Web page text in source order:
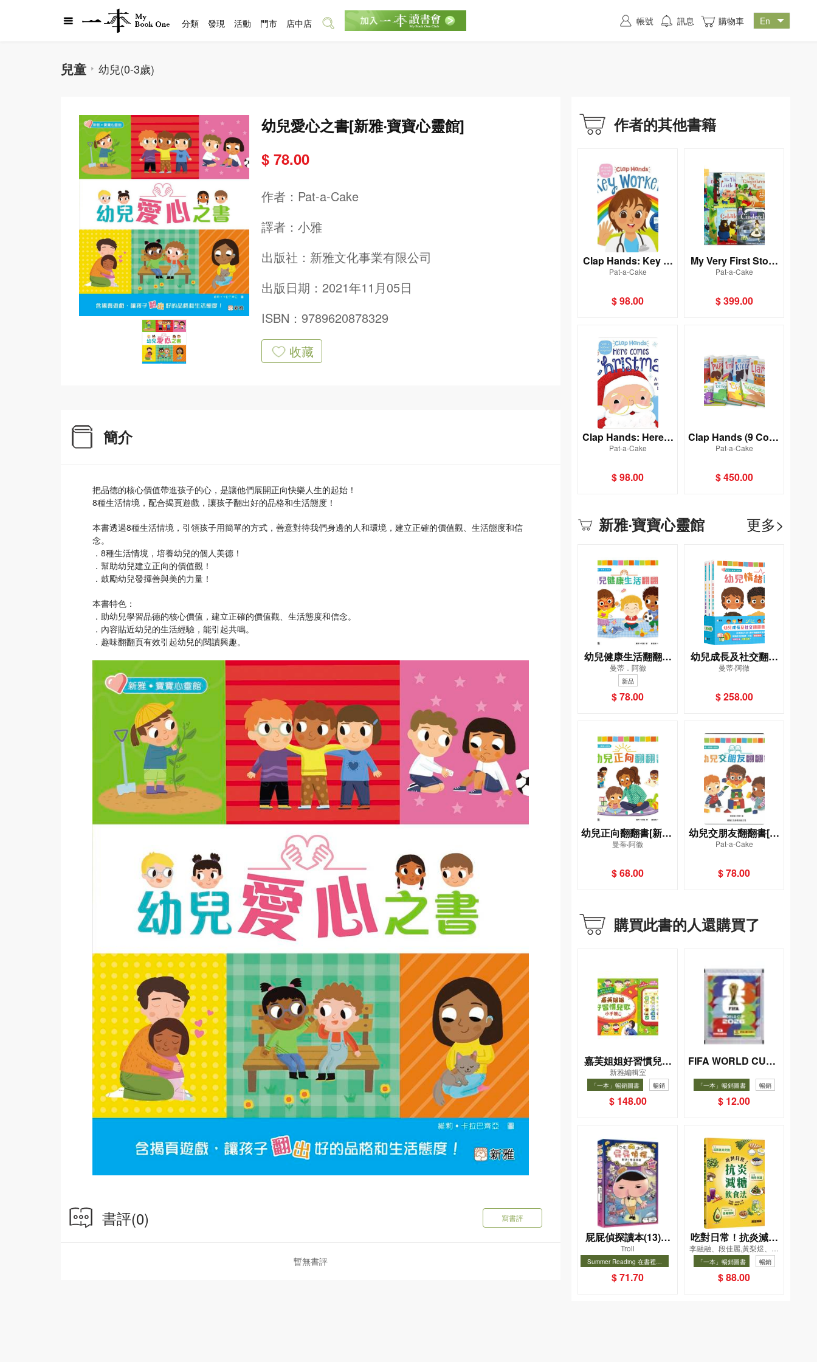
兒童 幼兒(0-3歲)
幼兒愛心之書[新雅‧寶寶心靈館]
$ 78.00
作者： Pat-a-Cake
譯者： 小雅
出版社： 新雅文化事業有限公司
出版日期：2021年11月05日
ISBN：9789620878329
收藏
簡介
把品德的核心價值帶進孩子的心，是讓他們展開正向快樂人生的起始！
8種生活情境，配合揭頁遊戲，讓孩子翻出好的品格和生活態度！
本書透過8種生活情境，引領孩子用簡單的方式，善意對待我們身邊的人和環境，建立正確的價值觀、生活態度和信
念。
．8種生活情境，培養幼兒的個人美德！
．幫助幼兒建立正向的價值觀！
．鼓勵幼兒發揮善與美的力量！
本書特色：
．助幼兒學習品德的核心價值，建立正確的價值觀、生活態度和信念。
．內容貼近幼兒的生活經驗，能引起共鳴。
．趣味翻翻頁有效引起幼兒的閱讀興趣。
書評(0) 寫書評
暫無書評
作者的其他書籍
Clap Hands: Key W
orkers
Pat-a-Cake
$ 98.00
My Very First Story
Time 10 Books BXS
Pat-a-Cake
$ 399.00
Clap Hands: Here C
omes Christmas
Pat-a-Cake
$ 98.00
Clap Hands (9 Copy
Shrinkwrap set)
Pat-a-Cake
$ 450.00
新雅‧寶寶心靈館 更多>
幼兒健康生活翻翻書
[新雅‧寶寶心靈館]
曼蒂．阿徹
新品
$ 78.00
幼兒成長及社交翻翻
書套裝（一套4冊）
曼蒂‧阿徹
$ 258.00
幼兒正向翻翻書[新雅‧
寶寶心靈館]
曼蒂‧阿徹
$ 68.00
幼兒交朋友翻翻書[新
雅‧寶寶心靈館]
Pat-a-Cake
$ 78.00
購買此書的人還購買了
嘉芙姐姐好習慣兒歌
小手機
新雅編輯室
「一本」暢銷圖書 暢銷
$ 148.00
FIFA WORLD CUP 2
貼紙包）
「一本」暢銷圖書 暢銷
$ 12.00
屁屁偵探讀本(13)－
－對決！怪盜學院
（星星篇）
Troll
Summer Reading 在書裡度
選圖書67折
暢銷
$ 71.70
吃對日常！抗炎減糖
飲食法
李融融、段佳麗,黃梨煜、顧
凱辰
「一本」暢銷圖書 暢銷
$ 88.00
分類 發現 活動 門市 店中店 帳號 訊息 購物車